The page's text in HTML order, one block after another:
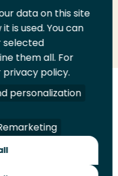
Index
Contact
data on this site
is used. You can
selected
them all. For
policy.
personalization